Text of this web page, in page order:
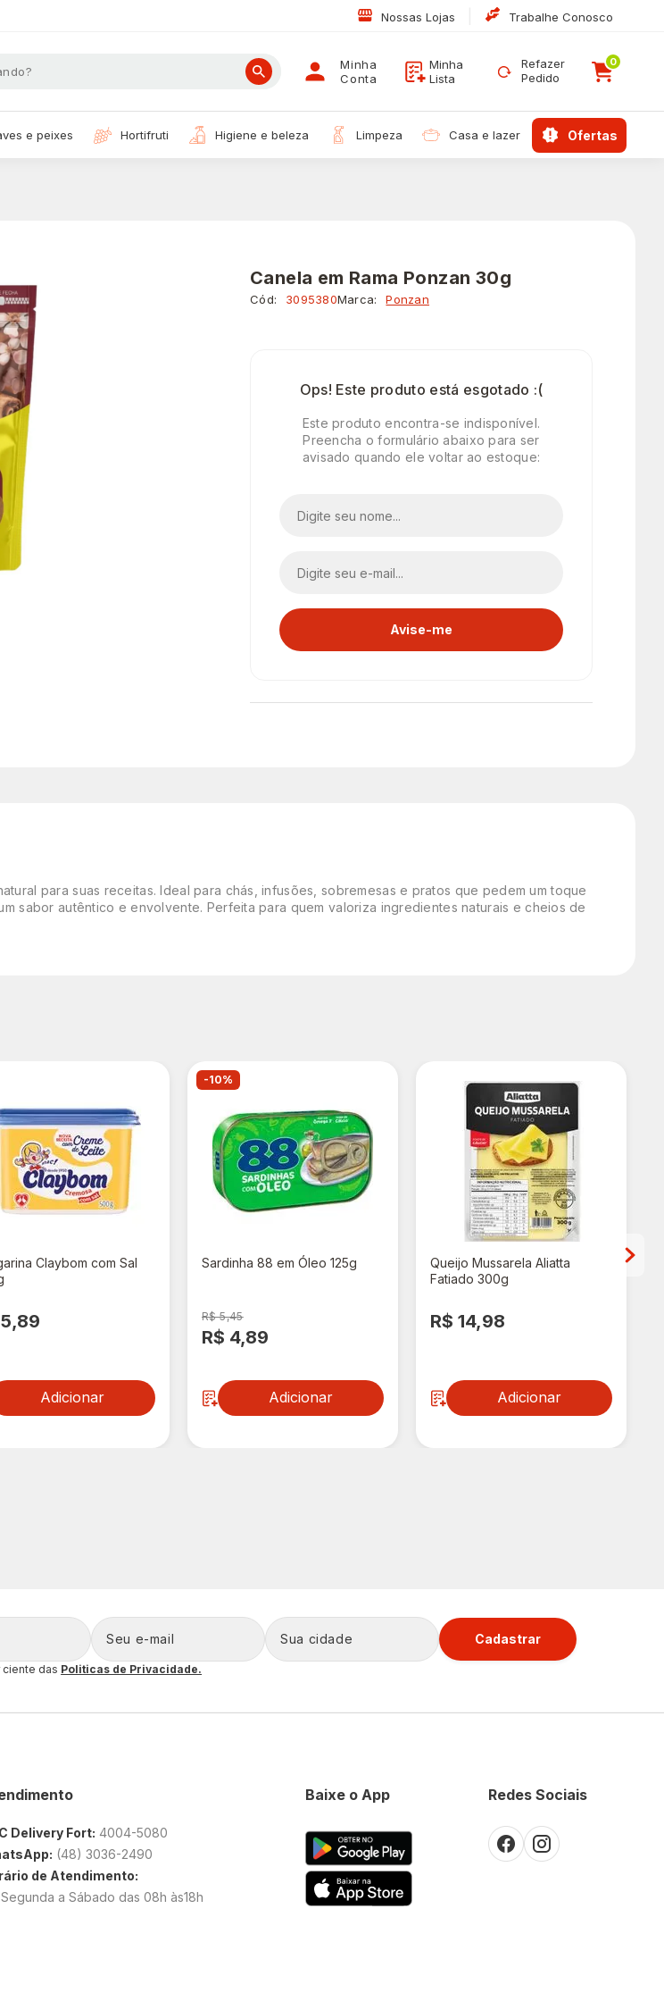
Nossas Lojas Trabalhe Conosco
Minha
Conta
Minha
Lista
Refazer
Pedido
0
e peixes hortifruti higiene e beleza limpeza casa e lazer ofertas
Canela em Rama Ponzan 30g
Cód: 3095380Marca: Ponzan
Ops! Este produto está esgotado :(
Este produto encontra-se indisponível.
Preencha o formulário abaixo para ser
avisado quando ele voltar ao estoque:
para suas receitas. Ideal para chás, infusões, sobremesas e pratos que pedem um toque
sabor autêntico e envolvente. Perfeita para quem valoriza ingredientes naturais e cheios de
Claybom com Sal
Adicionar
-10%
Sardinha 88 em Óleo 125g
R$ 5,45
R$ 4,89
Adicionar
Queijo Mussarela Aliatta
Fatiado 300g
R$ 14,98
Adicionar
Cadastrar
ciente das Politicas de Privacidade.
Delivery Fort: 4004-5080
(48) 3036-2490
de Atendimento:
a Sábado das 08h às18h
Redes Sociais
Baixe o App